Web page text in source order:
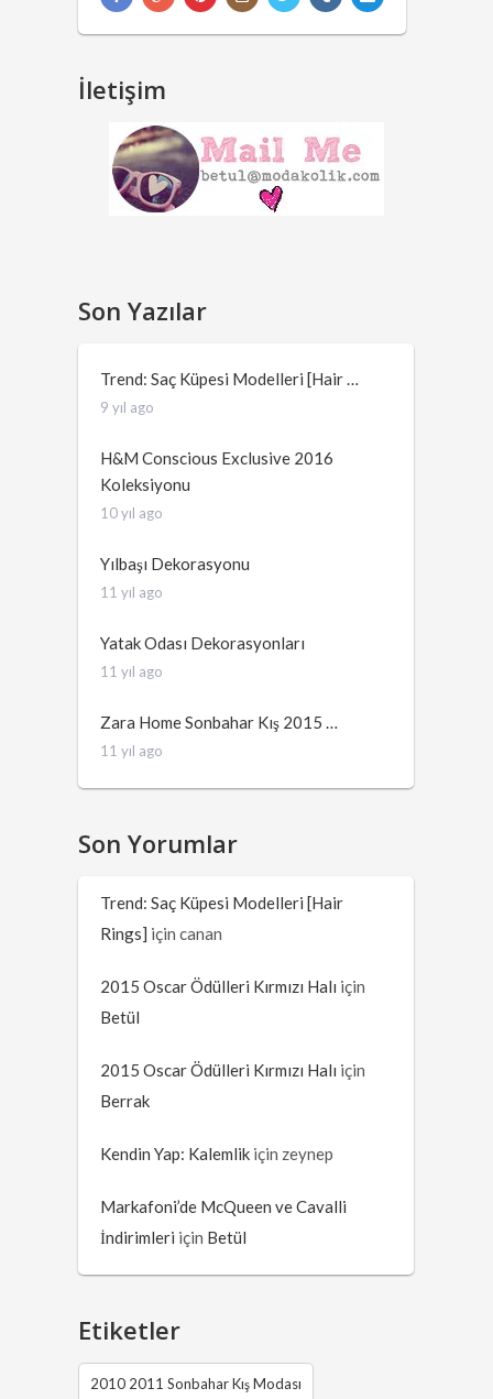
İletişim
Son Yazılar
Trend: Saç Küpesi Modelleri [Hair …
9 yıl ago
H&M Conscious Exclusive 2016
Koleksiyonu
10 yıl ago
Yılbaşı Dekorasyonu
11 yıl ago
Yatak Odası Dekorasyonları
11 yıl ago
Zara Home Sonbahar Kış 2015 …
11 yıl ago
Son Yorumlar
Trend: Saç Küpesi Modelleri [Hair
Rings] içincanan
2015 Oscar Ödülleri Kırmızı Halı için
Betül
2015 Oscar Ödülleri Kırmızı Halı için
Berrak
Kendin Yap: Kalemlik için zeynep
Markafoni’de McQueen ve Cavalli
İndirimleri için Betül
Etiketler
2010 2011 Sonbahar Kış Modası